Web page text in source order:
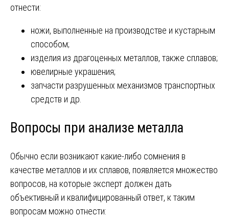
отнести:
ножи, выполненные на производстве и кустарным
способом;
изделия из драгоценных металлов, также сплавов;
ювелирные украшения;
запчасти разрушенных механизмов транспортных
средств и др.
Вопросы при анализе металла
Обычно если возникают какие-либо сомнения в
качестве металлов и их сплавов, появляется множество
вопросов, на которые эксперт должен дать
объективный и квалифицированный ответ, к таким
вопросам можно отнести: